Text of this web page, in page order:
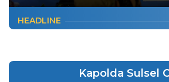
HEADLINE
Kapolda Sulsel